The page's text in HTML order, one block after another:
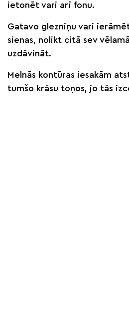
ietonēt vari arī fonu.
Gatavo glezniņu vari
sienas, nolikt citā sev
uzdāvināt.
Melnās kontūras iesakām
tumšo krāsu toņos, jo tās